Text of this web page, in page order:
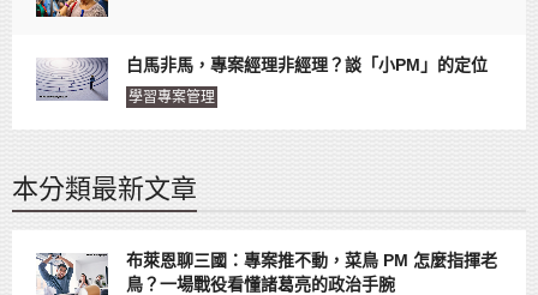
白馬非馬，專案經理非經理？談「小PM」的定位
學習專案管理
本分類最新文章
布萊恩聊三國：專案推不動，菜鳥 PM 怎麼指揮老
鳥？一場戰役看懂諸葛亮的政治手腕